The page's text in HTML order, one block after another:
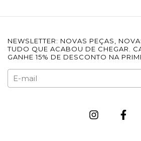
NEWSLETTER: NOVAS PEÇAS,
TUDO QUE ACABOU DE CHEGAR.
GANHE 15% DE DESCONTO NA